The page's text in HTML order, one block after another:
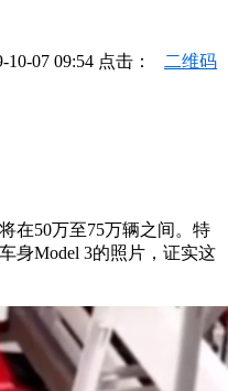
10-07 09:54 点击： 二维码
在50万至75万辆之间。特
身Model 3的照片，证实这